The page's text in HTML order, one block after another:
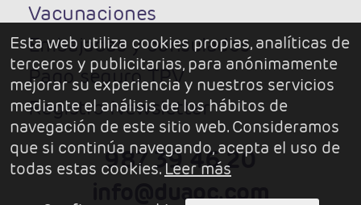
Vacunaciones
Embajadas y consulados
Pago seguro TPV
Registro Newsletter
987 39 46 20
info@duaoc.com
Esta web utiliza cookies propias, analíticas de
terceros y publicitarias, para anónimamente
mejorar su experiencia y nuestros servicios
mediante el análisis de los hábitos de
navegación de este sitio web. Consideramos
que si continúa navegando, acepta el uso de
todas estas cookies. Leer más